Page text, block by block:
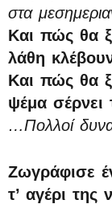
στα
Και πώς θα
λάθη
Και πώς θα
ψέμα σέρνει
…Πολλοί
Ζωγράφισε
τ’ αγέρι της